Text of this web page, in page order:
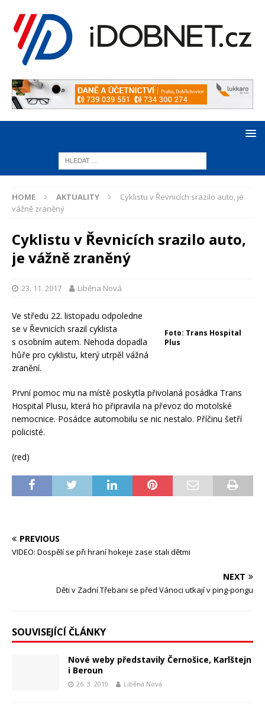
HOME AKTUALITY
Cyklistu v Řevnicích srazilo auto, je
vážně zraněný
Cyklistu v Řevnicích srazilo auto,
je vážně zraněný
23. 11. 2017 Liběna Nová
Foto: Trans Hospital
Plus
Ve středu 22. listopadu odpoledne
se v Řevnicích srazil cyklista
s osobním autem. Nehoda dopadla
hůře pro cyklistu, který utrpěl vážná
zranění.
První pomoc mu na místě poskytla přivolaná posádka Trans
Hospital Plusu, která ho připravila na převoz do motolské
nemocnice. Posádce automobilu se nic nestalo. Příčinu šetří
policisté.
(red)
PREVIOUS
VIDEO: Dospělí se při hraní hokeje zase stali dětmi
NEXT
Děti v Zadní Třebani se před Vánoci utkají v ping-pongu
SOUVISEJÍCÍ ČLÁNKY
Nové weby představily Černošice, Karlštejn
i Beroun
26. 3. 2019 Liběna Nová